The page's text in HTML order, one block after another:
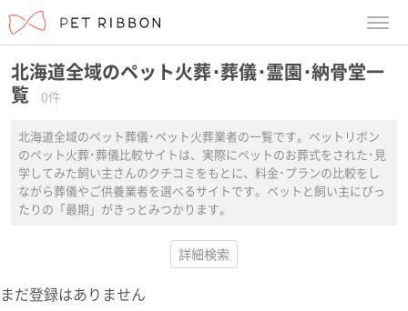
北海道全域のペット火葬･葬儀･霊園･納骨堂一
覧
0件
北海道全域のペット葬儀･ペット火葬業者の一覧です。ペットリボン
のペット火葬･葬儀比較サイトは、実際にペットのお葬式をされた･見
学してみた飼い主さんのクチコミをもとに、料金･プランの比較をし
ながら葬儀やご供養業者を選べるサイトです。ペットと飼い主にぴっ
たりの「最期」がきっとみつかります。
詳細検索
まだ登録はありません